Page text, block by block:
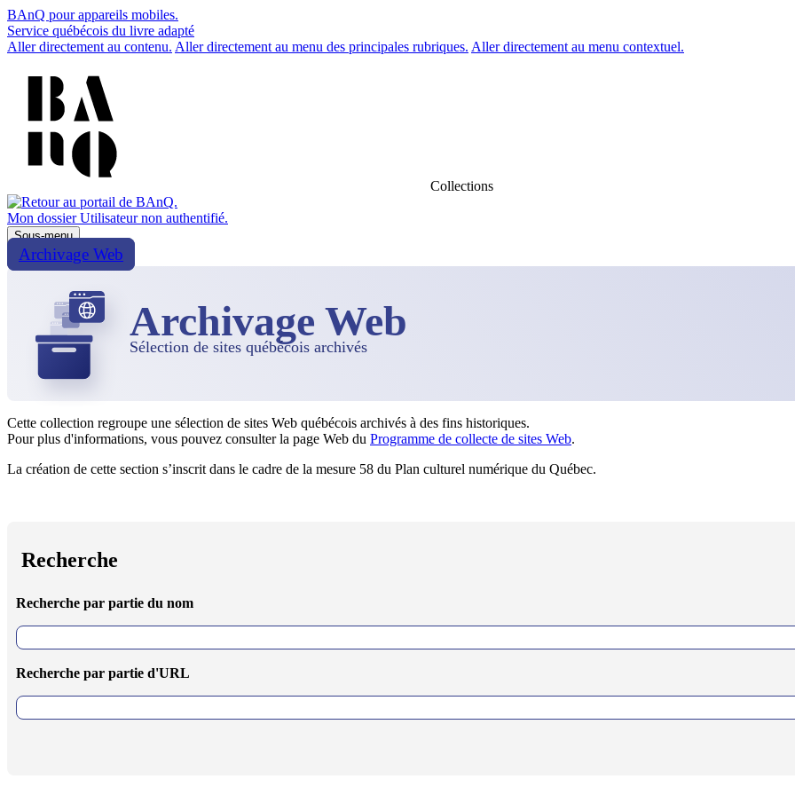
BAnQ pour appareils mobiles.
Service québécois du livre adapté
Aller directement au contenu. Aller directement au menu des principales rubriques. Aller directement au menu contextuel.
Collections
Mon dossier Utilisateur non authentifié.
Sous-menu
Archivage Web
Archivage Web
Sélection de sites québécois archivés
Cette collection regroupe une sélection de sites Web québécois archivés à des fins historiques.
Pour plus d'informations, vous pouvez consulter la page Web du Programme de collecte de sites Web.
La création de cette section s’inscrit dans le cadre de la mesure 58 du Plan culturel numérique du Québec.
Recherche
Recherche par partie du nom
Recherche par partie d'URL